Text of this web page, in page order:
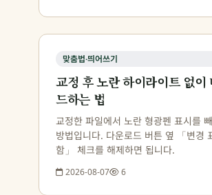
맞춤법·띄어쓰기
교정 후 노란 하이라이트 없이
드하는 법
교정한 파일에서 노란 형광펜 표시를
방법입니다. 다운로드 버튼 옆 「변경
함」 체크를 해제하면 됩니다.
2026-08-07 6